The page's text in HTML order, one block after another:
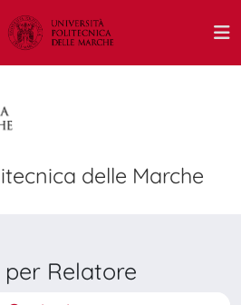
delle Marche
per Relatore